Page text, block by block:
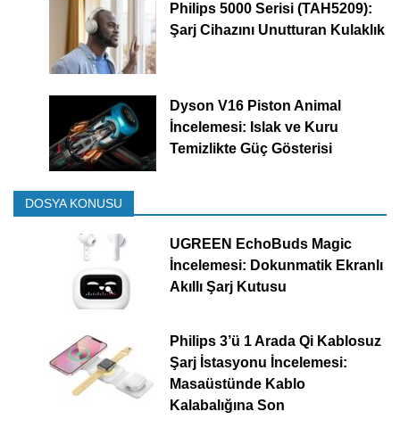
Philips 5000 Serisi (TAH5209):
Şarj Cihazını Unutturan Kulaklık
Dyson V16 Piston Animal
İncelemesi: Islak ve Kuru
Temizlikte Güç Gösterisi
DOSYA KONUSU
UGREEN EchoBuds Magic
İncelemesi: Dokunmatik Ekranlı
Akıllı Şarj Kutusu
Philips 3’ü 1 Arada Qi Kablosuz
Şarj İstasyonu İncelemesi:
Masaüstünde Kablo
Kalabalığına Son